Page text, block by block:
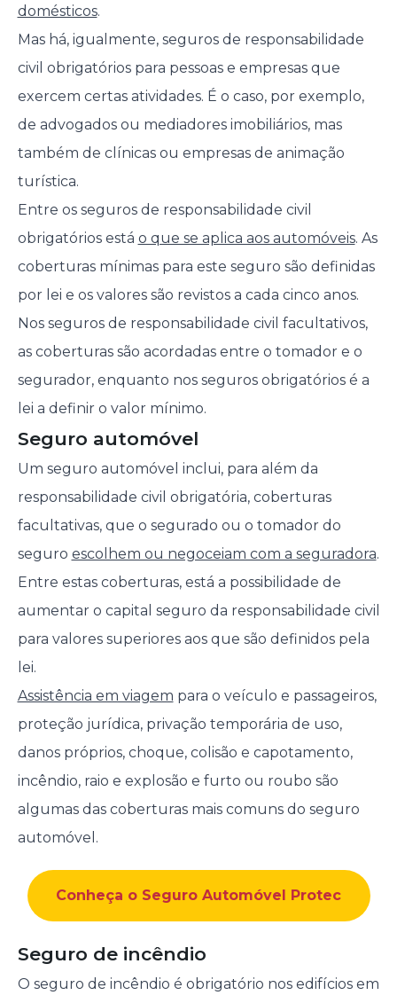
domésticos.
Mas há, igualmente, seguros de responsabilidade
civil obrigatórios para pessoas e empresas que
exercem certas atividades. É o caso, por exemplo,
de advogados ou mediadores imobiliários, mas
também de clínicas ou empresas de animação
turística.
Entre os seguros de responsabilidade civil
obrigatórios está o que se aplica aos automóveis. As
coberturas mínimas para este seguro são definidas
por lei e os valores são revistos a cada cinco anos.
Nos seguros de responsabilidade civil facultativos,
as coberturas são acordadas entre o tomador e o
segurador, enquanto nos seguros obrigatórios é a
lei a definir o valor mínimo.
Seguro automóvel
Um seguro automóvel inclui, para além da
responsabilidade civil obrigatória, coberturas
facultativas, que o segurado ou o tomador do
seguro escolhem ou negoceiam com a seguradora.
Entre estas coberturas, está a possibilidade de
aumentar o capital seguro da responsabilidade civil
para valores superiores aos que são definidos pela
lei.
Assistência em viagem para o veículo e passageiros,
proteção jurídica, privação temporária de uso,
danos próprios, choque, colisão e capotamento,
incêndio, raio e explosão e furto ou roubo são
algumas das coberturas mais comuns do seguro
automóvel.
Conheça o Seguro Automóvel Protec
Seguro de incêndio
O seguro de incêndio é obrigatório nos edifícios em